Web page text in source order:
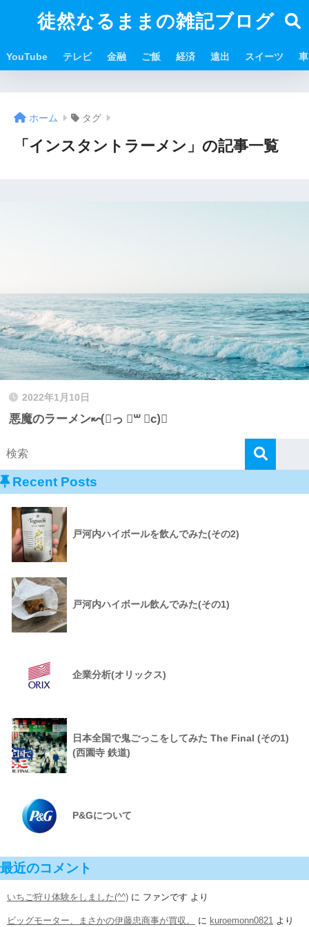
徒然なるままの雑記ブログ
YouTube テレビ 金融 ご飯 経済 遠出 スイーツ 車
ホーム タグ
「インスタントラーメン」の記事一覧
2022年1月10日
悪魔のラーメン↜(⃔っ ॑꒳ ॑c)⃕
Recent Posts
戸河内ハイボールを飲んでみた(その2)
戸河内ハイボール飲んでみた(その1)
企業分析(オリックス)
日本全国で鬼ごっこをしてみた The Final (その1)
(西園寺 鉄道)
P&Gについて
最近のコメント
いちご狩り体験をしました(^^) に ファンです より
ビッグモーター、まさかの伊藤忠商事が買収。 に kuroemonn0821 より